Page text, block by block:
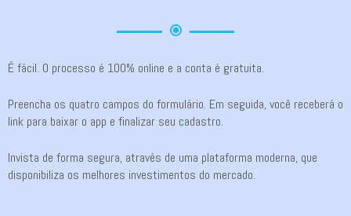
É fácil. O processo é 100% online e a conta é gratuita.
Preencha os quatro campos do formulário. Em seguida, você receberá o
link para baixar o app e finalizar seu cadastro.
Invista de forma segura, através de uma plataforma moderna, que
disponibiliza os melhores investimentos do mercado.